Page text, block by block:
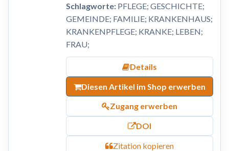
Schlagworte:PFLEGE; GESCHICHTE;
GEMEINDE; FAMILIE; KRANKENHAUS;
KRANKENPFLEGE; KRANKE; LEBEN;
FRAU;
Details
Diesen Artikel im Shop erwerben
Zugang erwerben
DOI
Zitation kopieren